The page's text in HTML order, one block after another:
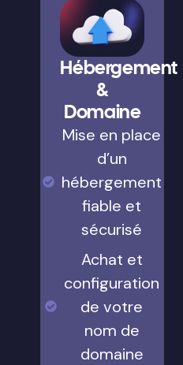
Hébergement
&
Domaine
Mise en place
d’un
hébergement
fiable et
sécurisé
Achat et
configuration
de votre
nom de
domaine